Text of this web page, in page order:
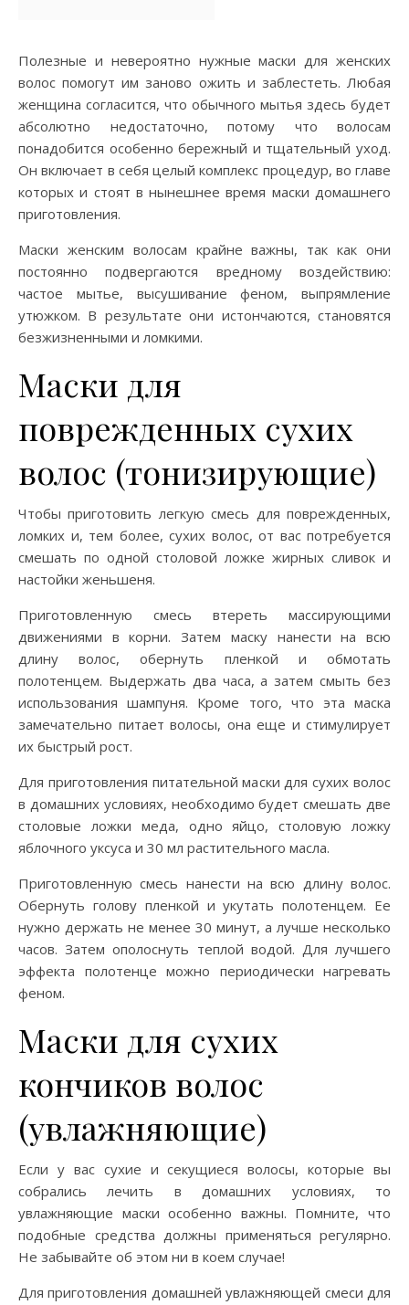
Полезные и невероятно нужные маски для женских
волос помогут им заново ожить и заблестеть. Любая
женщина согласится, что обычного мытья здесь будет
абсолютно недостаточно, потому что волосам
понадобится особенно бережный и тщательный уход.
Он включает в себя целый комплекс процедур, во главе
которых и стоят в нынешнее время маски домашнего
приготовления.
Маски женским волосам крайне важны, так как они
постоянно подвергаются вредному воздействию:
частое мытье, высушивание феном, выпрямление
утюжком. В результате они истончаются, становятся
безжизненными и ломкими.
Маски для
поврежденных сухих
волос (тонизирующие)
Чтобы приготовить легкую смесь для поврежденных,
ломких и, тем более, сухих волос, от вас потребуется
смешать по одной столовой ложке жирных сливок и
настойки женьшеня.
Приготовленную смесь втереть массирующими
движениями в корни. Затем маску нанести на всю
длину волос, обернуть пленкой и обмотать
полотенцем. Выдержать два часа, а затем смыть без
использования шампуня. Кроме того, что эта маска
замечательно питает волосы, она еще и стимулирует
их быстрый рост.
Для приготовления питательной маски для сухих волос
в домашних условиях, необходимо будет смешать две
столовые ложки меда, одно яйцо, столовую ложку
яблочного уксуса и 30 мл растительного масла.
Приготовленную смесь нанести на всю длину волос.
Обернуть голову пленкой и укутать полотенцем. Ее
нужно держать не менее 30 минут, а лучше несколько
часов. Затем ополоснуть теплой водой. Для лучшего
эффекта полотенце можно периодически нагревать
феном.
Маски для сухих
кончиков волос
(увлажняющие)
Если у вас сухие и секущиеся волосы, которые вы
собрались лечить в домашних условиях, то
увлажняющие маски особенно важны. Помните, что
подобные средства должны применяться регулярно.
Не забывайте об этом ни в коем случае!
Для приготовления домашней увлажняющей смеси для